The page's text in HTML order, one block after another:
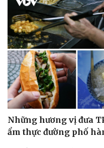
Văn hóa
Sân khấu - Điện ảnh
Văn học
Âm nhạc
Di sản
Những hương vị đưa
ẩm thực đường phố